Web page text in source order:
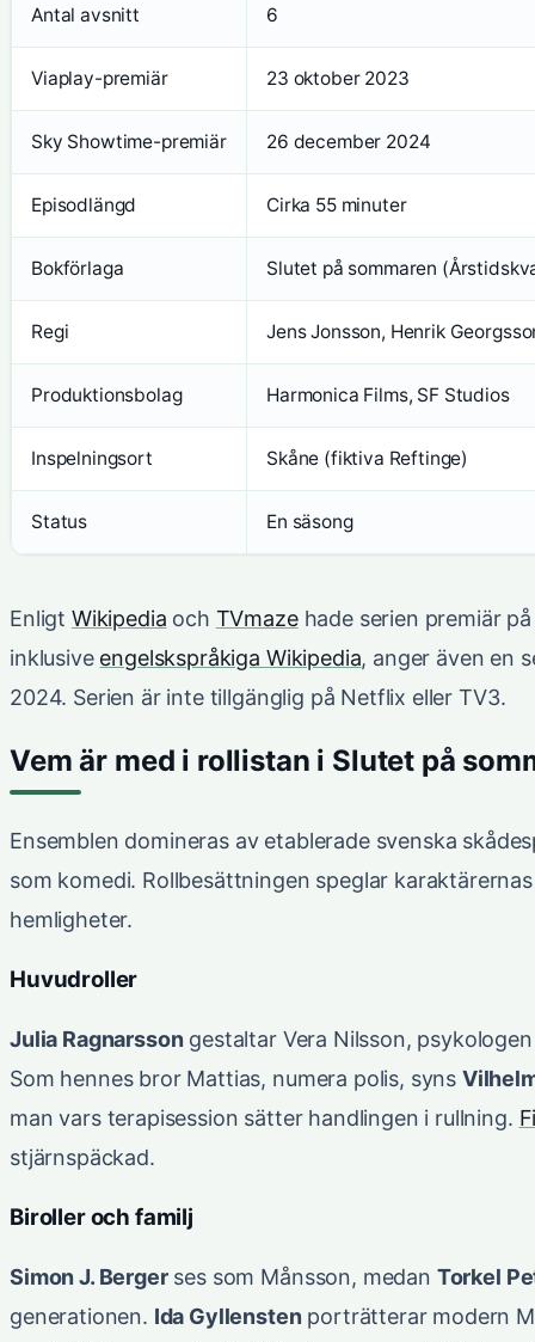
Antal avsnitt 6
Viaplay-premiär 23 oktober 2023
Sky Showtime-premiär 26 december 2024
Episodlängd Cirka 55 minuter
Bokförlaga Slutet på sommaren
Regi Jens Jonsson, Henrik
Produktionsbolag Harmonica Films, SF Studios
Inspelningsort Skåne (fiktiva Reftinge)
Status En säsong
Enligt Wikipedia och TVmazehade serien premiär
inklusive engelskspråkiga Wikipedia, anger även en
2024. Serien är inte tillgänglig på Netflix eller TV3.
Vem är med i rollistan i Slutet på
Ensemblen domineras av etablerade svenska
som komedi. Rollbesättningen speglar
hemligheter.
Huvudroller
Julia Ragnarssongestaltar Vera Nilsson,
Som hennes bror Mattias, numera polis, syns
man vars terapisession sätter handlingen i rullning.
stjärnspäckad.
Biroller och familj
Simon J. Bergerses som Månsson, medan Torkel
generationen. Ida Gyllenstenporträtterar modern